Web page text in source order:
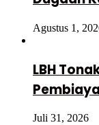
Agustus 1,
LBH
Juli 31, 2026